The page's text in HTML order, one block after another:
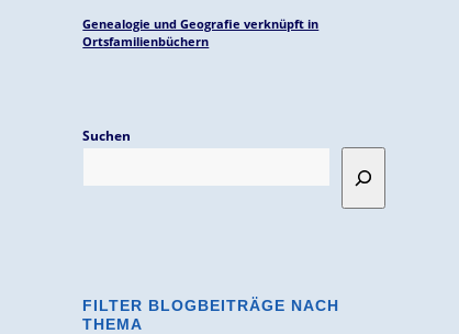
Genealogie und Geografie verknüpft in
Ortsfamilienbüchern
Suchen
FILTER BLOGBEITRÄGE NACH
THEMA